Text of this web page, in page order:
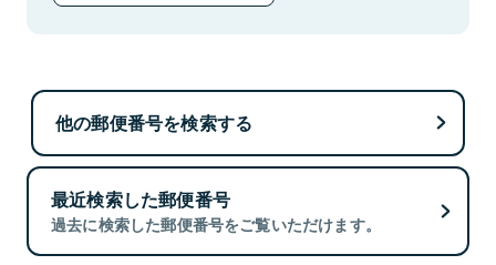
他の郵便番号を検索する
最近検索した郵便番号
過去に検索した郵便番号をご覧いただけます。